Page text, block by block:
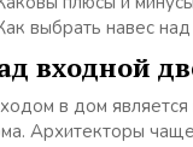
выбрать навес
входной
в дом является
Архитекторы